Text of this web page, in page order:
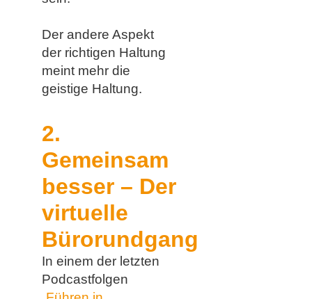
Der andere​ Aspekt
der richtigen Haltung
meint mehr die
geistige Haltung.
2.
Gemeinsam
besser – Der
virtuelle
Bürorundgang
In einem der letzten
Podcastfolgen